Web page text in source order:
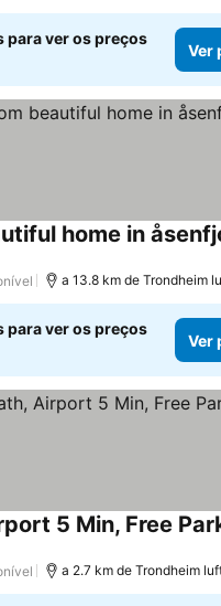
para ver os preços
Ver
home in
a 13.8 km de Trondheim
para ver os preços
Ver
5 Min, Free
a 2.7 km de Trondheim